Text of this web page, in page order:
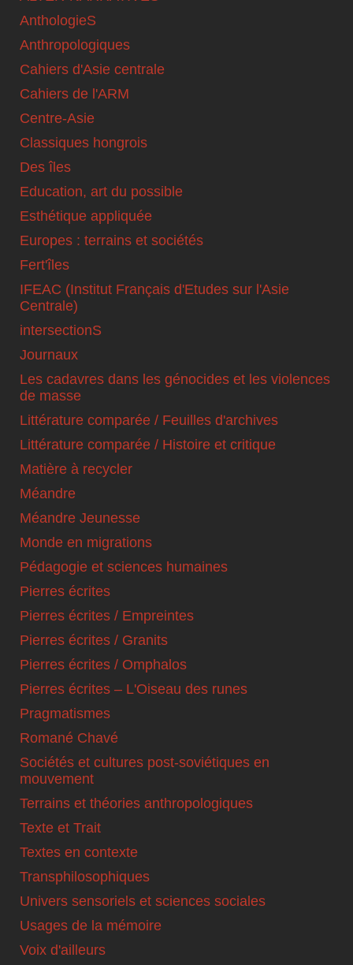
AnthologieS
Anthropologiques
Cahiers d'Asie centrale
Cahiers de l'ARM
Centre-Asie
Classiques hongrois
Des îles
Education, art du possible
Esthétique appliquée
Europes : terrains et sociétés
Fert'îles
IFEAC (Institut Français d'Etudes sur l'Asie
Centrale)
intersectionS
Journaux
Les cadavres dans les génocides et les violences
de masse
Littérature comparée / Feuilles d'archives
Littérature comparée / Histoire et critique
Matière à recycler
Méandre
Méandre Jeunesse
Monde en migrations
Pédagogie et sciences humaines
Pierres écrites
Pierres écrites / Empreintes
Pierres écrites / Granits
Pierres écrites / Omphalos
Pierres écrites – L'Oiseau des runes
Pragmatismes
Romané Chavé
Sociétés et cultures post-soviétiques en
mouvement
Terrains et théories anthropologiques
Texte et Trait
Textes en contexte
Transphilosophiques
Univers sensoriels et sciences sociales
Usages de la mémoire
Voix d'ailleurs